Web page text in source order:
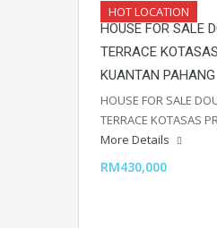
HOT LOCATION
HOUSE FOR SALE
TERRACE
KUANTAN PAHANG
HOUSE FOR SALE
TERRACE KOTASAS
More Details
RM430,000